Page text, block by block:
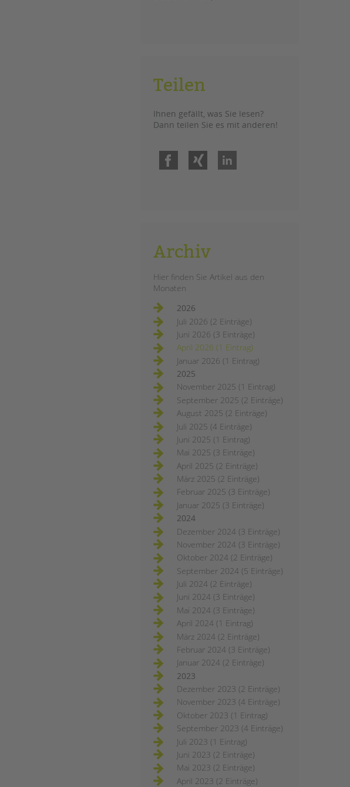
Teilen
Ihnen gefällt, was Sie lesen?
Dann teilen Sie es mit anderen!
Facebook
Archiv
Hier finden Sie Artikel aus den
Monaten
2026
Juli 2026 (2 Einträge)
Juni 2026 (3 Einträge)
April 2026 (1 Eintrag)
Januar 2026 (1 Eintrag)
2025
November 2025 (1 Eintrag)
September 2025 (2 Einträge)
August 2025 (2 Einträge)
Juli 2025 (4 Einträge)
Juni 2025 (1 Eintrag)
Mai 2025 (3 Einträge)
April 2025 (2 Einträge)
März 2025 (2 Einträge)
Februar 2025 (3 Einträge)
Januar 2025 (3 Einträge)
2024
Dezember 2024 (3 Einträge)
November 2024 (3 Einträge)
Oktober 2024 (2 Einträge)
September 2024 (5 Einträge)
Juli 2024 (2 Einträge)
Juni 2024 (3 Einträge)
Mai 2024 (3 Einträge)
April 2024 (1 Eintrag)
März 2024 (2 Einträge)
Februar 2024 (3 Einträge)
Januar 2024 (2 Einträge)
2023
Dezember 2023 (2 Einträge)
November 2023 (4 Einträge)
Oktober 2023 (1 Eintrag)
September 2023 (4 Einträge)
Juli 2023 (1 Eintrag)
Juni 2023 (2 Einträge)
Mai 2023 (2 Einträge)
April 2023 (2 Einträge)